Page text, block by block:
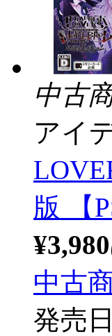
中古
アイ
版 【
¥3,980
中古
発売